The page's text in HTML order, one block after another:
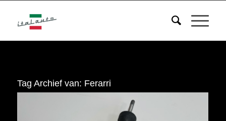
Tag Archief van: Ferarri